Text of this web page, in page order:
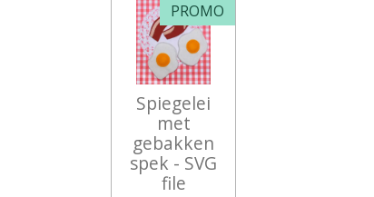
PROMO
Spiegelei
met
gebakken
spek - SVG
file